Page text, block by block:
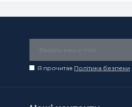
Я прочитав Політика безпеки